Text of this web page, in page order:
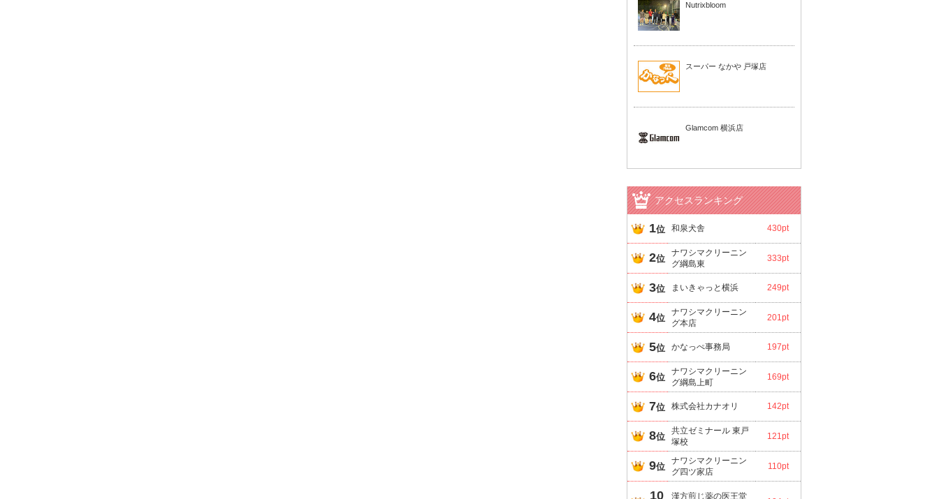
Nutrixbloom
スーパー なかや 戸塚店
Glamcom 横浜店
アクセスランキング
1位 和泉犬舎 430pt
2位
ナワシマクリーニン
グ綱島東
333pt
3位 まいきゃっと横浜 249pt
4位
ナワシマクリーニン
グ本店
201pt
5位 かなっぺ事務局 197pt
6位
ナワシマクリーニン
グ綱島上町
169pt
7位 株式会社カナオリ 142pt
8位
共立ゼミナール 東戸
塚校
121pt
9位
ナワシマクリーニン
グ四ツ家店
110pt
10
漢方煎じ薬の医王堂